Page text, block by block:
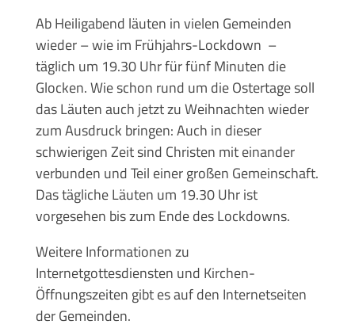
Ab Heiligabend läuten in vielen Gemeinden
wieder – wie im Frühjahrs-Lockdown –
täglich um 19.30 Uhr für fünf Minuten die
Glocken. Wie schon rund um die Ostertage soll
das Läuten auch jetzt zu Weihnachten wieder
zum Ausdruck bringen: Auch in dieser
schwierigen Zeit sind Christen mit einander
verbunden und Teil einer großen Gemeinschaft.
Das tägliche Läuten um 19.30 Uhr ist
vorgesehen bis zum Ende des Lockdowns.
Weitere Informationen zu
Internetgottesdiensten und Kirchen-
Öffnungszeiten gibt es auf den Internetseiten
der Gemeinden.